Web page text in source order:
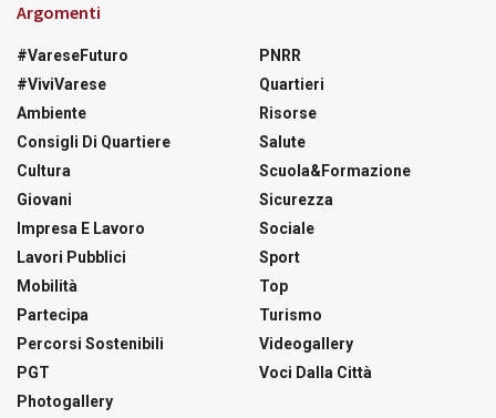
Argomenti
#VareseFuturo
#ViviVarese
Ambiente
Consigli Di Quartiere
Cultura
Giovani
Impresa E Lavoro
Lavori Pubblici
Mobilità
Partecipa
Percorsi Sostenibili
PGT
Photogallery
PNRR
Quartieri
Risorse
Salute
Scuola&Formazione
Sicurezza
Sociale
Sport
Top
Turismo
Videogallery
Voci Dalla Città